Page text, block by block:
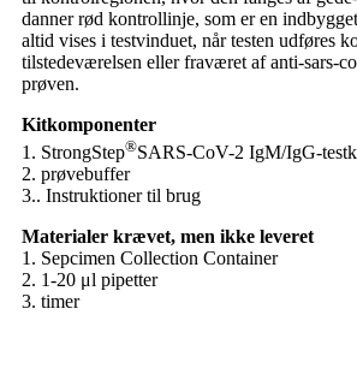
danner rød kontrollinje, som er en
altid vises i testvinduet, når testen udføres
tilstedeværelsen eller fraværet af anti-sars-
prøven.
Kitkomponenter
1. StrongStep®SARS-CoV-2 IgM/IgG-
2. prøvebuffer
3.. Instruktioner til brug
Materialer krævet, men ikke leveret
1. Sepcimen Collection Container
2. 1-20 μl pipetter
3. timer